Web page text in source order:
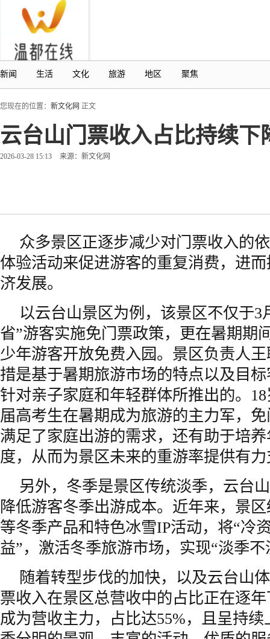
新闻 生活 文化 旅游 地区 聚焦
您现在的位置： 新文化网 正文
云台山门票收入占比持续
2026-03-28 15:13 来源：新文化网
众多景区正逐步减少对门票收入的
体验活动来促进游客的重复消费，进
济发展。
以云台山景区为例，该景区不仅于3
省”游客实施免门票政策，更在暑期期
少年游客开放免费入园。景区负责人
措是基于暑期旅游市场的特点以及目
针对亲子家庭和年轻群体所推出的。
届高考生在暑期成为旅游的主力军，
满足了家庭出游的需求，还有助于培
度，从而为景区未来的重游率提供有
另外，冬季是景区传统淡季，云台
降低游客冬季出游成本。近年来，景
等冬季产品和特色冰雪IP活动，将“冷
益”，激活冬季旅游市场，实现“淡季不
随着转型步伐的加快，以及云台山
票收入在景区总营收中的占比正在逐
成为营收主力，占比达55%，且呈持